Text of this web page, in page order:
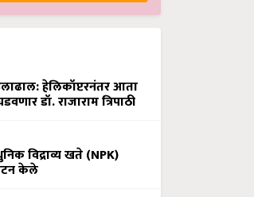
हेलिकॉप्टरनंतर आता
डॉ. राजाराम त्रिपाठी
विद्राव्य खते (NPK)
केले